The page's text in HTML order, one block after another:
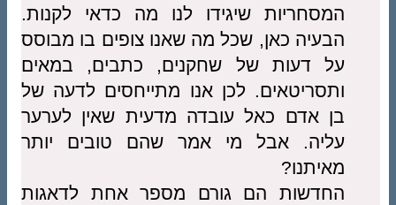
המסחריות שיגידו לנו מה כדאי לקנות.
הבעיה כאן, שכל מה שאנו צופים בו מבוסס
על דעות של שחקנים, כתבים, במאים
ותסריטאים. לכן אנו מתייחסים לדעה של
בן אדם כאל עובדה מדעית שאין לערער
עליה. אבל מי אמר שהם טובים יותר
מאיתנו?
החדשות הם גורם מספר אחת לדאגות